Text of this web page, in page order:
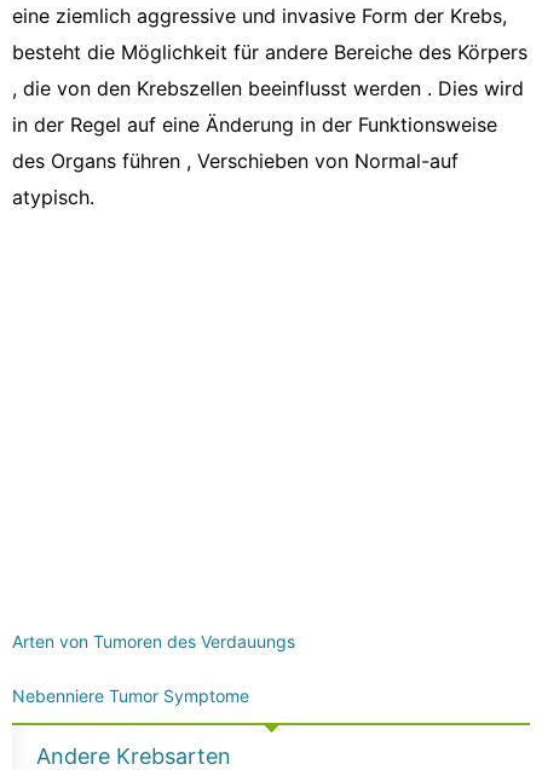
eine ziemlich aggressive und invasive Form der Krebs,
besteht die Möglichkeit für andere Bereiche des Körpers
, die von den Krebszellen beeinflusst werden . Dies wird
in der Regel auf eine Änderung in der Funktionsweise
des Organs führen , Verschieben von Normal-auf
atypisch.
Arten von Tumoren des Verdauungs
Nebenniere Tumor Symptome
Andere Krebsarten